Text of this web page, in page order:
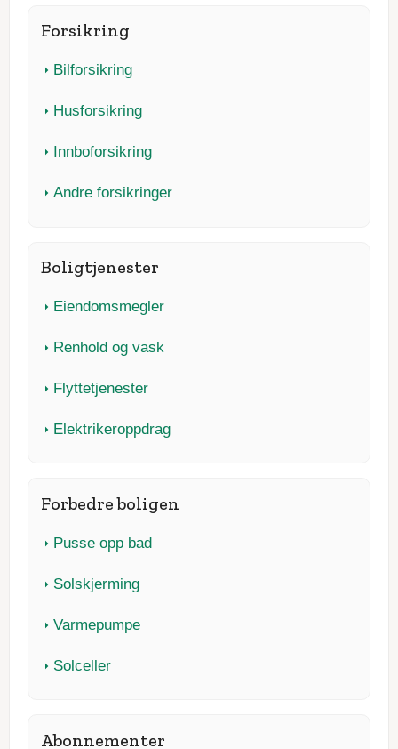
Forsikring
Bilforsikring
Husforsikring
Innboforsikring
Andre forsikringer
Boligtjenester
Eiendomsmegler
Renhold og vask
Flyttetjenester
Elektrikeroppdrag
Forbedre boligen
Pusse opp bad
Solskjerming
Varmepumpe
Solceller
Abonnementer